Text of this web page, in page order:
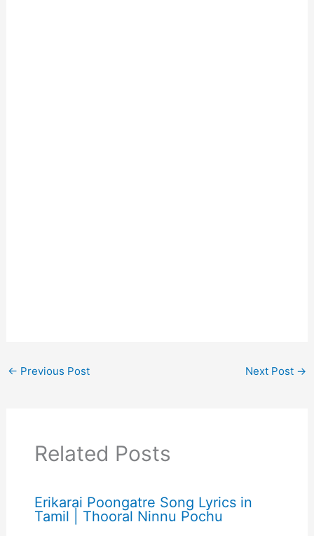
← Previous Post Next Post →
Related Posts
Erikarai Poongatre Song Lyrics in
Tamil | Thooral Ninnu Pochu